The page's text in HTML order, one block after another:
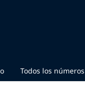
Todos los números